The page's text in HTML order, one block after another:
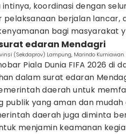
intinya, koordinasi dengan
pelaksanaan berjalan lancar,
bagi masyarakat
edaran Mendagri
(Sekdaprov) Lampung, Marindo
Piala Dunia FIFA 2026 di
dalam surat edaran
daerah untuk
publik yang aman dan mudah
daerah juga diminta
menjamin keamanan